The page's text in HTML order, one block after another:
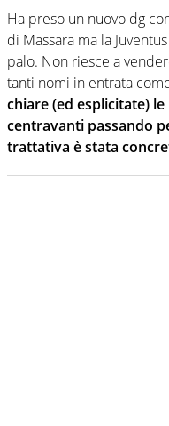
sportive e
competenza,
prevalentemente di
Ha preso un nuovo dg
di Massara ma la
palo. Non riesce a
tanti nomi in entrata
chiare (ed esplicitate)
centravanti passando
trattativa è stata